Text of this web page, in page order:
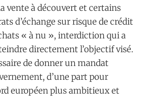
vente à découvert et certains
d’échange sur risque de crédit
« à nu », interdiction qui a
directement l’objectif visé.
de donner un mandat
d’une part pour
européen plus ambitieux et